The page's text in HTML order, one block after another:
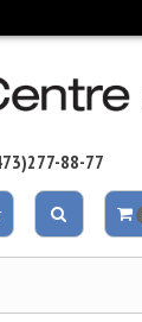
88-77